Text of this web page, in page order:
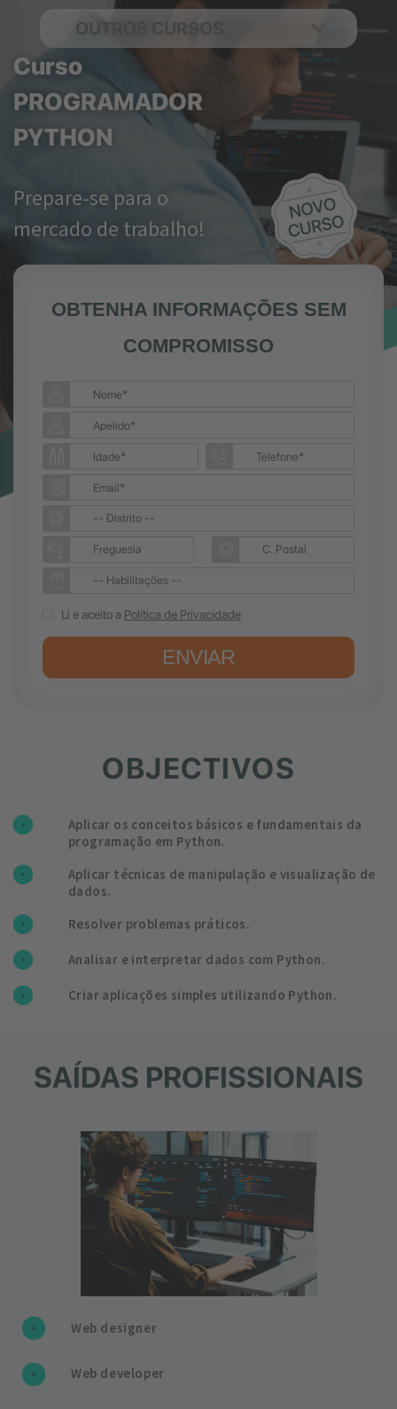
Curso
PROGRAMADOR
PYTHON
Prepare-se para o
mercado de trabalho!
OUTROS CURSOS
OBTENHA INFORMAÇÕES SEM
COMPROMISSO
Li e aceito a Política de Privacidade
ENVIAR
OBJECTIVOS
Aplicar os conceitos básicos e fundamentais da
programação em Python.
Aplicar técnicas de manipulação e visualização de
dados.
Resolver problemas práticos.
Analisar e interpretar dados com Python.
Criar aplicações simples utilizando Python.
SAÍDAS PROFISSIONAIS
Web designer
Web developer